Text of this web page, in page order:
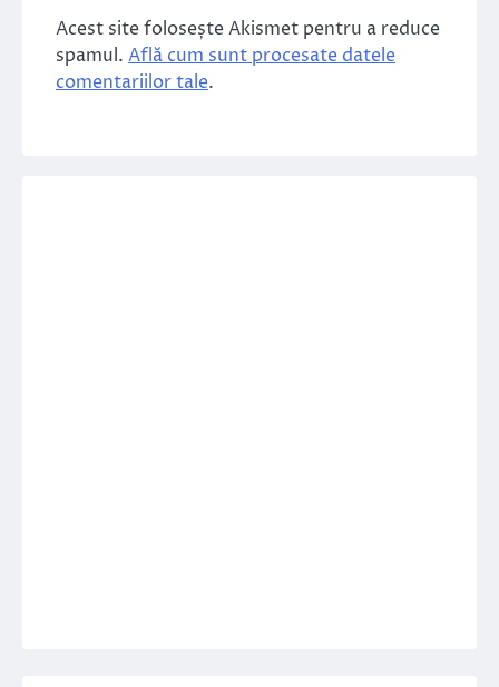
Acest site folosește Akismet pentru a reduce
spamul. Află cum sunt procesate datele
comentariilor tale.